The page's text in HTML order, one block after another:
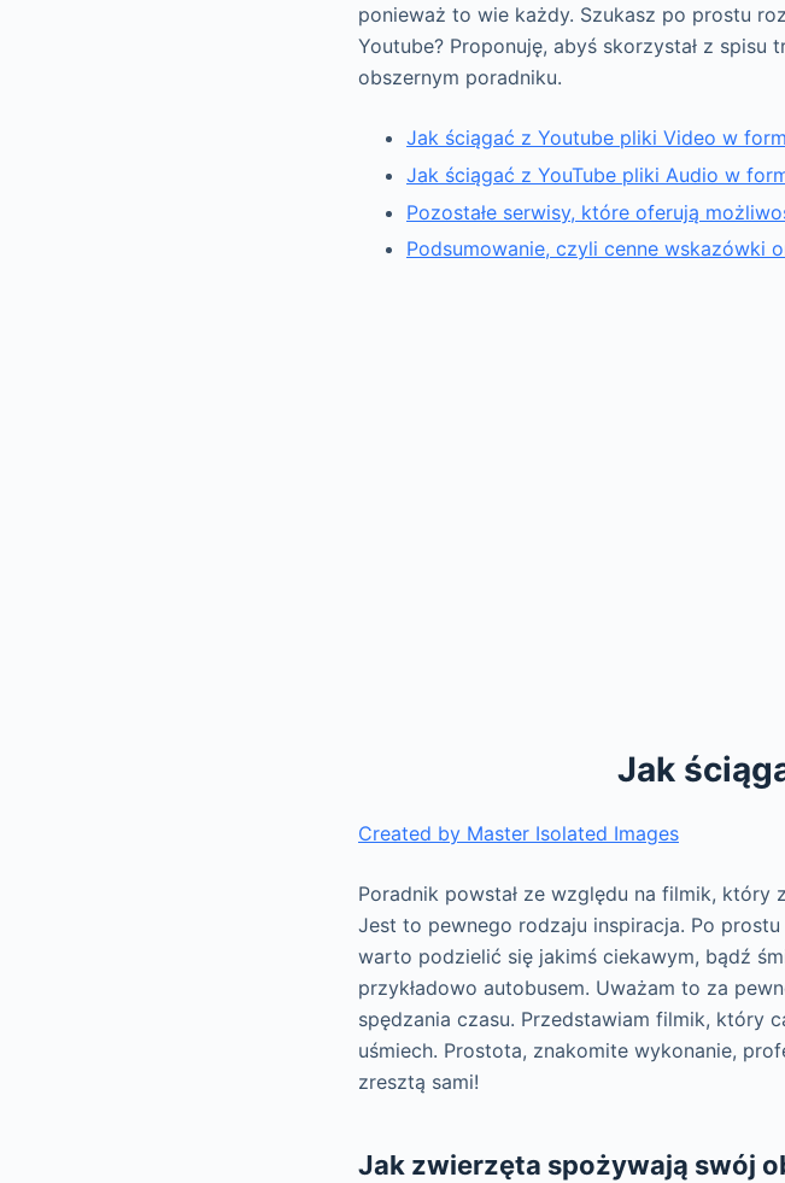
ponieważ to wie każdy. Szukasz po prostu
Youtube? Proponuję, abyś skorzystał z
obszernym poradniku.
Jak ściągać z Youtube pliki Video w
Jak ściągać z YouTube pliki Audio w
Pozostałe serwisy, które oferują
Podsumowanie, czyli cenne wskazówki
Jak
Created by Master Isolated Images
Poradnik powstał ze względu na filmik, który
Jest to pewnego rodzaju inspiracja. Po
warto podzielić się jakimś ciekawym, bądź
przykładowo autobusem. Uważam to za
spędzania czasu. Przedstawiam filmik, który
uśmiech. Prostota, znakomite wykonanie,
zresztą sami!
Jak zwierzęta spożywają swój